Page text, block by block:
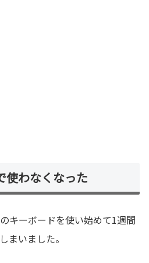
使わなくなった
キーボードを使い始めて1週間
まいました。